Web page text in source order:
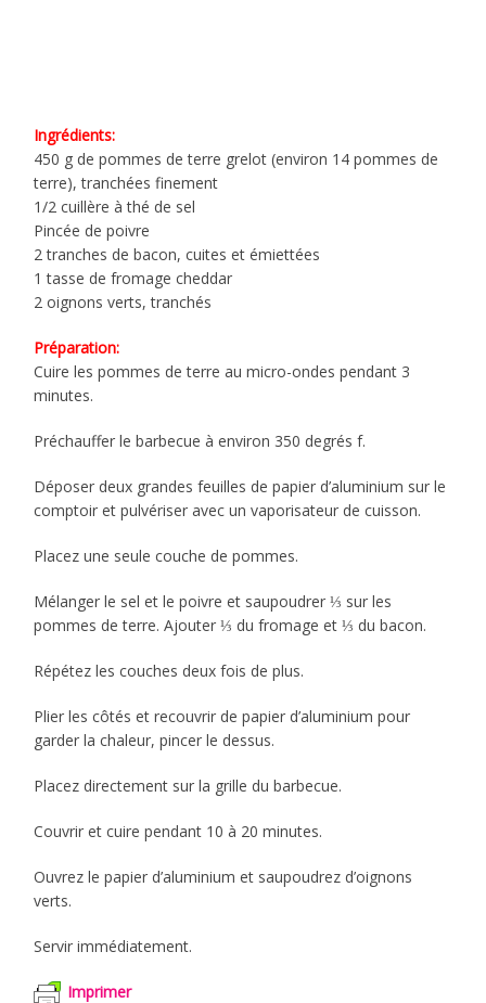
Ingrédients:
450 g de pommes de terre grelot (environ 14 pommes de
terre), tranchées finement
1/2 cuillère à thé de sel
Pincée de poivre
2 tranches de bacon, cuites et émiettées
1 tasse de fromage cheddar
2 oignons verts, tranchés
Préparation:
Cuire les pommes de terre au micro-ondes pendant 3
minutes.
Préchauffer le barbecue à environ 350 degrés f.
Déposer deux grandes feuilles de papier d’aluminium sur le
comptoir et pulvériser avec un vaporisateur de cuisson.
Placez une seule couche de pommes.
Mélanger le sel et le poivre et saupoudrer ⅓ sur les
pommes de terre. Ajouter ⅓ du fromage et ⅓ du bacon.
Répétez les couches deux fois de plus.
Plier les côtés et recouvrir de papier d’aluminium pour
garder la chaleur, pincer le dessus.
Placez directement sur la grille du barbecue.
Couvrir et cuire pendant 10 à 20 minutes.
Ouvrez le papier d’aluminium et saupoudrez d’oignons
verts.
Servir immédiatement.
Imprimer